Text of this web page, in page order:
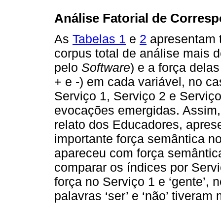
Análise Fatorial de
As Tabelas 1 e 2 apresentam
corpus total de análise mais
pelo Software) e a força
+ e -) em cada variável, no
Serviço 1, Serviço 2 e
evocações emergidas.
relato dos Educadores,
importante força semântica
apareceu com força
comparar os índices por
força no Serviço 1 e ‘gente’,
palavras ‘ser’ e ‘não’